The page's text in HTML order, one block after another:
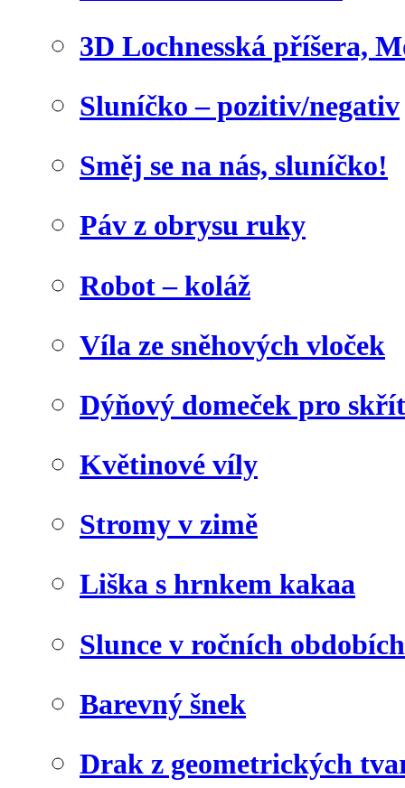
3D Lochnesská příšera,
Sluníčko – pozitiv/negativ
Směj se na nás, sluníčko!
Páv z obrysu ruky
Robot – koláž
Víla ze sněhových vloček
Dýňový domeček pro
Květinové víly
Stromy v zimě
Liška s hrnkem kakaa
Slunce v ročních obdobích
Barevný šnek
Drak z geometrických